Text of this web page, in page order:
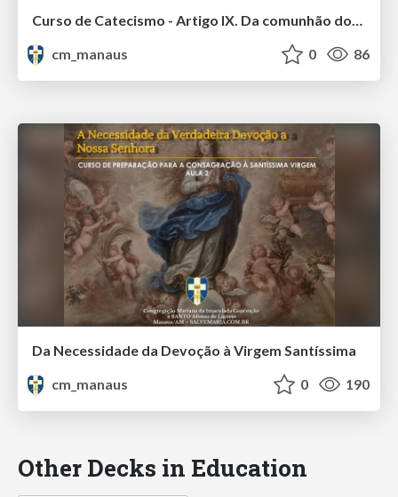
Curso de Catecismo - Artigo IX. Da comunhão dos santos e daqueles que estão fora da Igreja
cm_manaus
0 86
Da Necessidade da Devoção à Virgem Santíssima
cm_manaus
0 190
Other Decks in Education